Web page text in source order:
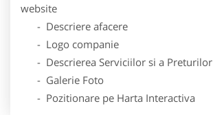
website
- Descriere afacere
- Logo companie
- Descrierea Serviciilor si a Preturilor
- Galerie Foto
- Pozitionare pe Harta Interactiva